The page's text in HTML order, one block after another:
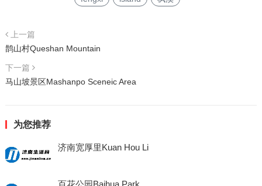
上一篇
鹊山村Queshan Mountain
下一篇
马山坡景区Mashanpo Sceneic Area
为您推荐
济南宽厚里Kuan Hou Li
百花公园Baihua Park